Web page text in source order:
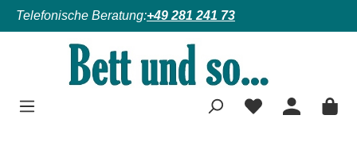
Zum Hauptinhalt springen
Telefonische Beratung:+49 281 241 73